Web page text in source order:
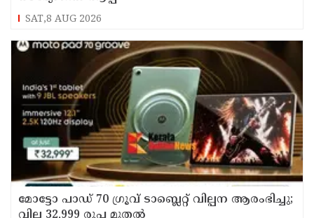
SAT,8 AUG 2026
മോട്ടോ പാഡ് 70 ഗ്രൂവ് ടാബ്ലെറ്റ് വില്പന ആരംഭിച്ചു;
വില 32,999 രൂപ മുതൽ